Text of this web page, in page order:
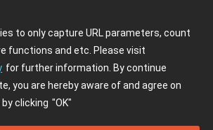
to only capture URL parameters, count
functions and etc. Please visit
for further information. By continue
you are hereby aware of and agree on
by clicking "OK"